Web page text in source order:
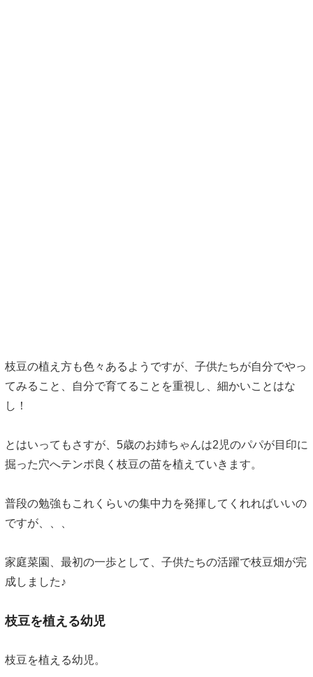
枝豆の植え方も色々あるようですが、子供たちが自分でやっ
てみること、自分で育てることを重視し、細かいことはな
し！
とはいってもさすが、5歳のお姉ちゃんは2児のパパが目印に
掘った穴へテンポ良く枝豆の苗を植えていきます。
普段の勉強もこれくらいの集中力を発揮してくれればいいの
ですが、、、
家庭菜園、最初の一歩として、子供たちの活躍で枝豆畑が完
成しました♪
枝豆を植える幼児
枝豆を植える幼児。